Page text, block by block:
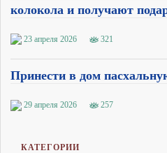
колокола и получают
23 апреля 2026 321
Принести в дом
29 апреля 2026 257
КАТЕГОРИИ